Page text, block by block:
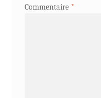
Commentaire *